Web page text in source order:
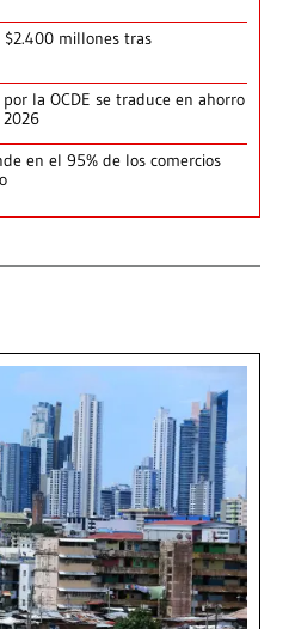
$2.400 millones tras
la OCDE se traduce en ahorro
en el 95% de los comercios